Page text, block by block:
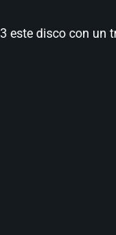
este disco con un